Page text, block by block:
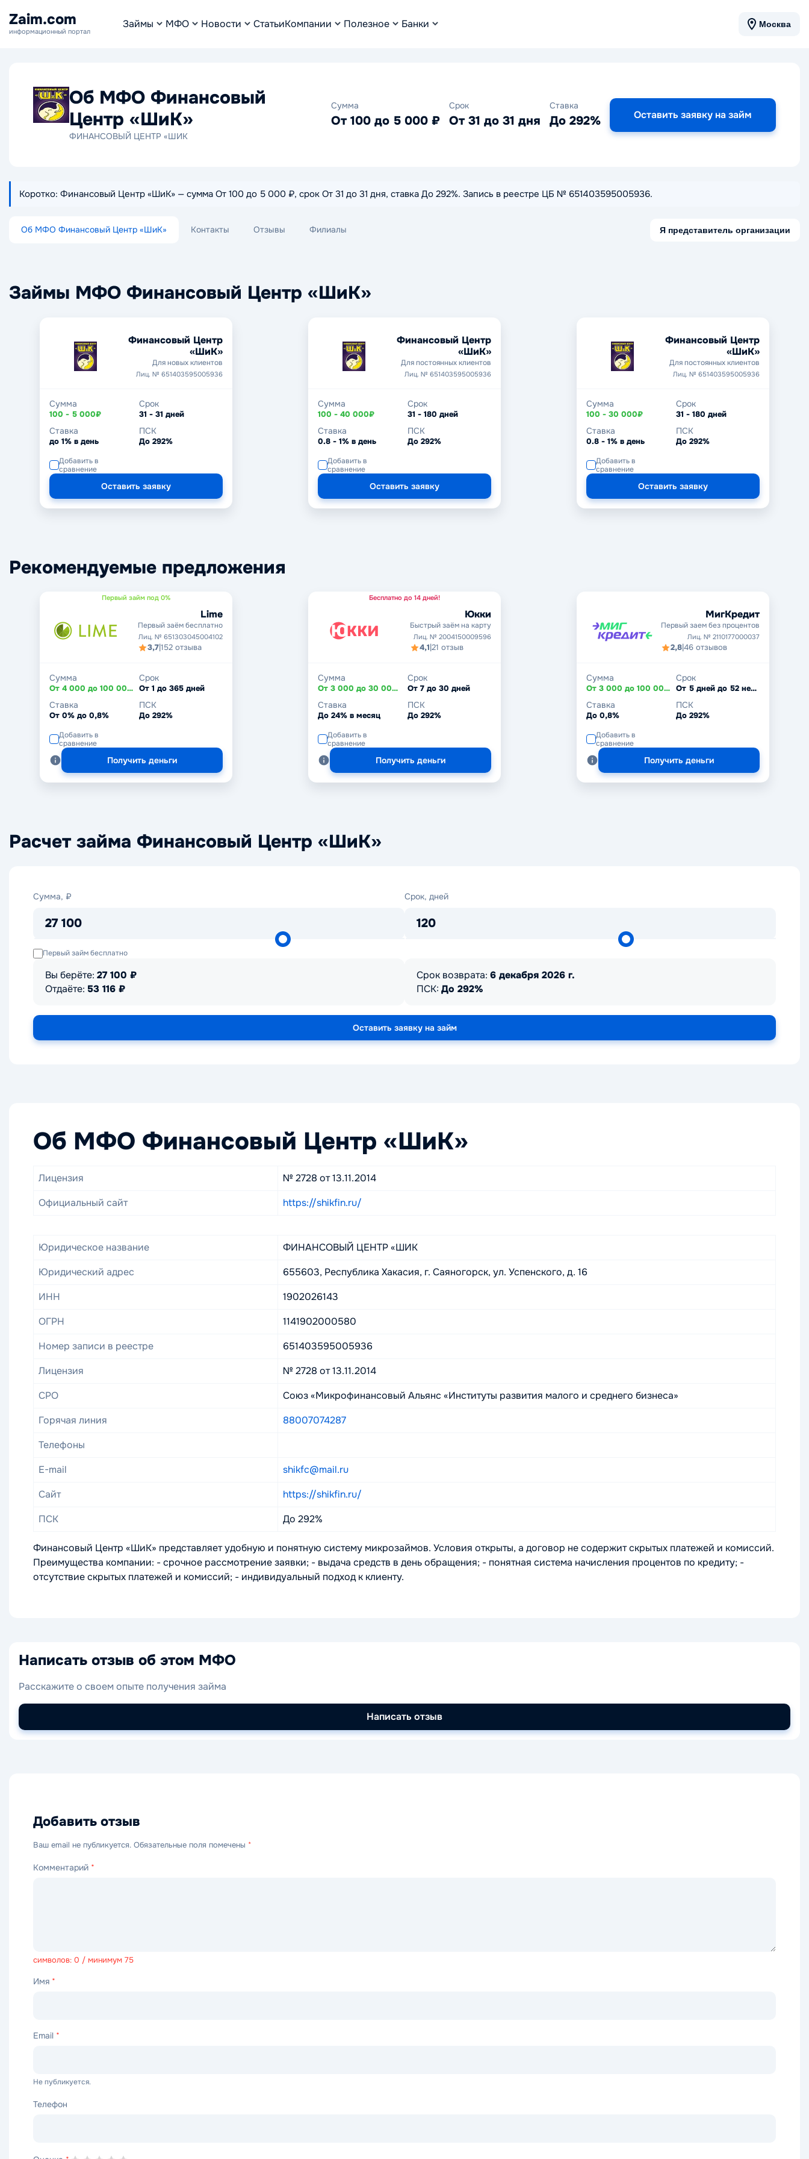
Zaim.com
информационный портал
Займы МФО Новости СтатьиКомпании Полезное Банки Москва
Об МФО Финансовый
Центр «ШиК»
ФИНАНСОВЫЙ ЦЕНТР «ШИК
Сумма
От 100 до 5 000 ₽
Срок
От 31 до 31 дня
Ставка
До 292% Оставить заявку на займ
Коротко: Финансовый Центр «ШиК» — сумма От 100 до 5 000 ₽, срок От 31 до 31 дня, ставка До 292%. Запись в реестре ЦБ № 651403595005936.
Об МФО Финансовый Центр «ШиК» Контакты Отзывы Филиалы Я представитель организации
Займы МФО Финансовый Центр «ШиК»
Финансовый Центр
«ШиК»
Для новых клиентов
Лиц. № 651403595005936
Сумма
100 - 5 000₽
Срок
31 - 31 дней
Ставка
до 1% в день
ПСК
До 292%
Добавить в
сравнение
Оставить заявку
Финансовый Центр
«ШиК»
Для постоянных клиентов
Лиц. № 651403595005936
Сумма
100 - 40 000₽
Срок
31 - 180 дней
Ставка
0.8 - 1% в день
ПСК
До 292%
Добавить в
сравнение
Оставить заявку
Финансовый Центр
«ШиК»
Для постоянных клиентов
Лиц. № 651403595005936
Сумма
100 - 30 000₽
Срок
31 - 180 дней
Ставка
0.8 - 1% в день
ПСК
До 292%
Добавить в
сравнение
Оставить заявку
Рекомендуемые предложения
Первый займ под 0%
Lime
Первый заём бесплатно
Лиц. № 651303045004102
3,7|152 отзыва
Сумма
От 4 000 до 100 000 ₽
Срок
От 1 до 365 дней
Ставка
От 0% до 0,8%
ПСК
До 292%
Добавить в
сравнение
Получить деньги
Бесплатно до 14 дней!
Юкки
Быстрый заём на карту
Лиц. № 2004150009596
4,1|21 отзыв
Сумма
От 3 000 до 30 000 ₽
Срок
От 7 до 30 дней
Ставка
До 24% в месяц
ПСК
До 292%
Добавить в
сравнение
Получить деньги
МигКредит
Первый заем без процентов
Лиц. № 2110177000037
2,8|46 отзывов
Сумма
От 3 000 до 100 000 ₽
Срок
От 5 дней до 52 недель
Ставка
До 0,8%
ПСК
До 292%
Добавить в
сравнение
Получить деньги
Расчет займа Финансовый Центр «ШиК»
Сумма, ₽
27 100
Сумма,
Срок, дней
120
Срок,
Первый займ бесплатно
Вы берёте: 27 100 ₽
Отдаёте: 53 116 ₽
Срок возврата: 6 декабря 2026 г.
ПСК: До 292%
Оставить заявку на займ
Об МФО Финансовый Центр «ШиК»
Лицензия
№ 2728 от 13.11.2014
Официальный сайт
https://shikfin.ru/
Юридическое название
ФИНАНСОВЫЙ ЦЕНТР «ШИК
Юридический адрес
655603, Республика Хакасия, г. Саяногорск, ул. Успенского, д. 16
ИНН
1902026143
ОГРН
1141902000580
Номер записи в реестре
651403595005936
Лицензия
№ 2728 от 13.11.2014
СРО
Союз «Микрофинансовый Альянс «Институты развития малого и среднего бизнеса»
Горячая линия
88007074287
Телефоны
E-mail
shikfc@mail.ru
Сайт
https://shikfin.ru/
ПСК
До 292%
Финансовый Центр «ШиК» представляет удобную и понятную систему микрозаймов. Условия открыты, а договор не содержит скрытых платежей и комиссий.
Преимущества компании: - срочное рассмотрение заявки; - выдача средств в день обращения; - понятная система начисления процентов по кредиту; -
отсутствие скрытых платежей и комиссий; - индивидуальный подход к клиенту.
Написать отзыв об этом МФО
Расскажите о своем опыте получения займа
Написать отзыв
Добавить отзыв
Ваш email не публикуется. Обязательные поля помечены *
Комментарий *
символов: 0 / минимум 75
Имя *
Email *
Не публикуется.
Телефон